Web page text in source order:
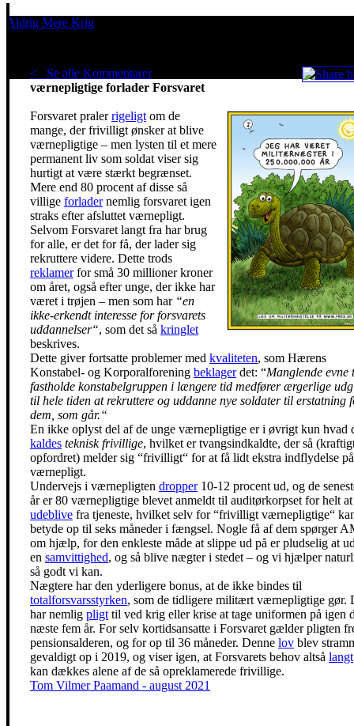
Aldrig Mere Krig
< Se alle KommentarerFire ud af fem
værnepligtige forlader Forsvaret
Forsvaret pralerrigeligt om de
mange, der frivilligt ønsker at blive
værnepligtige – men lysten til et mere
permanent liv som soldat viser sig
hurtigt at være stærkt begrænset.
Mere end 80 procent af disse så
villige forladernemlig forsvaret igen
straks efter afsluttet værnepligt.
Selvom Forsvaret langt fra har brug
for alle, er det for få, der lader sig
rekruttere videre. Dette trods
reklamerfor små 30 millioner kroner
om året, også efter unge, der ikke har
været i trøjen – men som har “en
ikke-erkendt interesse for forsvarets
uddannelser“, som det så kringlet
beskrives.
Dette giver fortsatte problemer med kvaliteten, som Hærens
Konstabel- og Korporalforening beklagerdet: “Manglende evne
fastholde konstabelgruppen i længere tid medfører ærgerlige
til hele tiden at rekruttere og uddanne nye soldater til erstatning
dem, som går.“
En ikke oplyst del af de unge værnepligtige er i øvrigt kun hvad
kaldes teknisk frivillige, hvilket er tvangsindkaldte, der så
opfordret) melder sig “frivilligt“ for at få lidt ekstra indflydelse
værnepligt.
Undervejs i værnepligten dropper10-12 procent ud, og de
år er 80 værnepligtige blevet anmeldt til auditørkorpset for helt at
udeblive fra tjeneste, hvilket selv for “frivilligt værnepligtige“
betyde op til seks måneder i fængsel. Nogle få af dem spørger
om hjælp, for den enkleste måde at slippe ud på er pludselig at
en samvittighed, og så blive nægter i stedet – og vi hjælper
så godt vi kan.
Nægtere har den yderligere bonus, at de ikke bindes til
totalforsvarsstyrken, som de tidligere militært værnepligtige gør.
har nemlig pligt til ved krig eller krise at tage uniformen på igen
næste fem år. For selv kortidsansatte i Forsvaret gælder pligten
pensionsalderen, og for op til 36 måneder. Denne lov blev
gevaldigt op i 2019, og viser igen, at Forsvarets behov altså langt
kan dækkes alene af de så opreklamerede frivillige.
Tom Vilmer Paamand - august 2021